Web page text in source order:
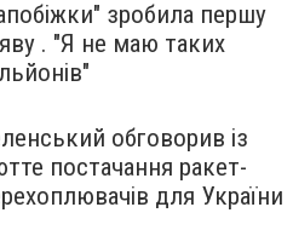
зробила першу
. "Я не маю таких
обговорив із
постачання ракет-
для України